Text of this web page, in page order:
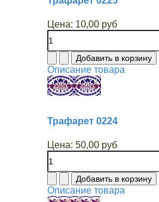
Цена: 10,00 руб
Описание товара
Трафарет 0224
Цена: 50,00 руб
Описание товара